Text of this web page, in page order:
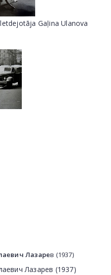
Gaļina Ulanova
Лазарев (1937)
Лазарев (1937)